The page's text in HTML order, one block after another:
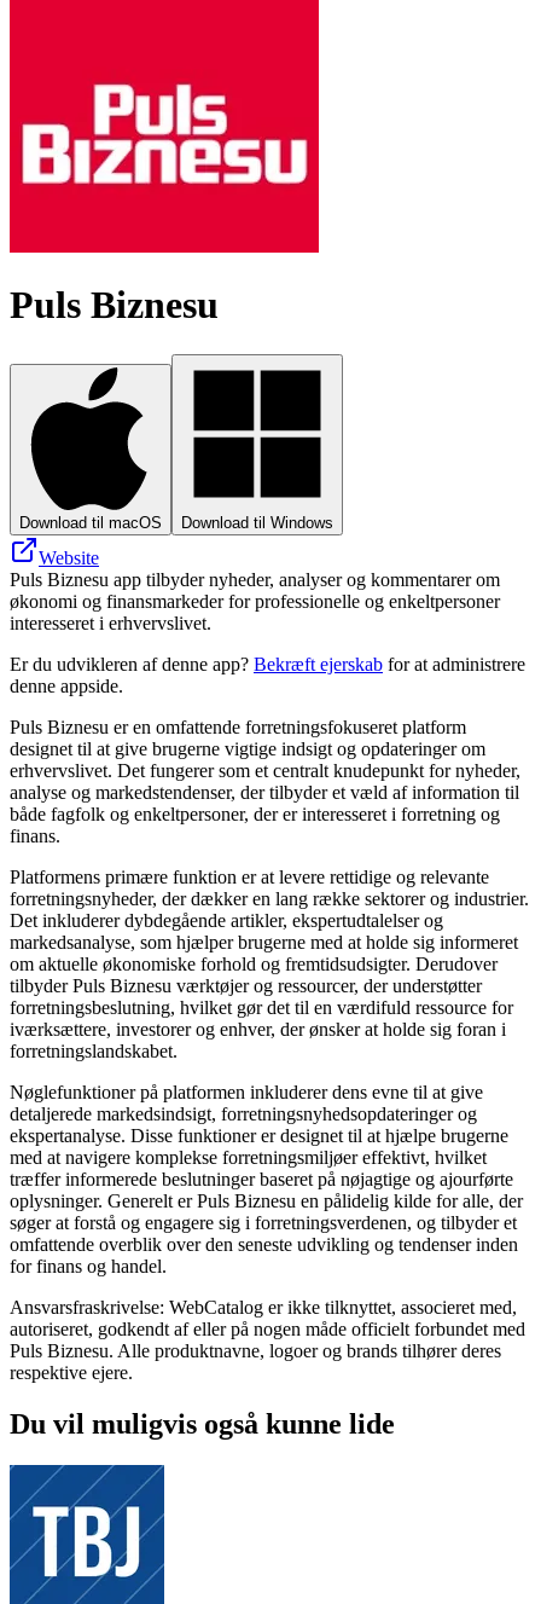
Puls Biznesu
Download til macOS Download til Windows
Website
Puls Biznesu app tilbyder nyheder, analyser og kommentarer om
økonomi og finansmarkeder for professionelle og enkeltpersoner
interesseret i erhvervslivet.
Er du udvikleren af denne app? Bekræft ejerskab for at administrere
denne appside.
Puls Biznesu er en omfattende forretningsfokuseret platform
designet til at give brugerne vigtige indsigt og opdateringer om
erhvervslivet. Det fungerer som et centralt knudepunkt for nyheder,
analyse og markedstendenser, der tilbyder et væld af information til
både fagfolk og enkeltpersoner, der er interesseret i forretning og
finans.
Platformens primære funktion er at levere rettidige og relevante
forretningsnyheder, der dækker en lang række sektorer og industrier.
Det inkluderer dybdegående artikler, ekspertudtalelser og
markedsanalyse, som hjælper brugerne med at holde sig informeret
om aktuelle økonomiske forhold og fremtidsudsigter. Derudover
tilbyder Puls Biznesu værktøjer og ressourcer, der understøtter
forretningsbeslutning, hvilket gør det til en værdifuld ressource for
iværksættere, investorer og enhver, der ønsker at holde sig foran i
forretningslandskabet.
Nøglefunktioner på platformen inkluderer dens evne til at give
detaljerede markedsindsigt, forretningsnyhedsopdateringer og
ekspertanalyse. Disse funktioner er designet til at hjælpe brugerne
med at navigere komplekse forretningsmiljøer effektivt, hvilket
træffer informerede beslutninger baseret på nøjagtige og ajourførte
oplysninger. Generelt er Puls Biznesu en pålidelig kilde for alle, der
søger at forstå og engagere sig i forretningsverdenen, og tilbyder et
omfattende overblik over den seneste udvikling og tendenser inden
for finans og handel.
Ansvarsfraskrivelse: WebCatalog er ikke tilknyttet, associeret med,
autoriseret, godkendt af eller på nogen måde officielt forbundet med
Puls Biznesu. Alle produktnavne, logoer og brands tilhører deres
respektive ejere.
Du vil muligvis også kunne lide